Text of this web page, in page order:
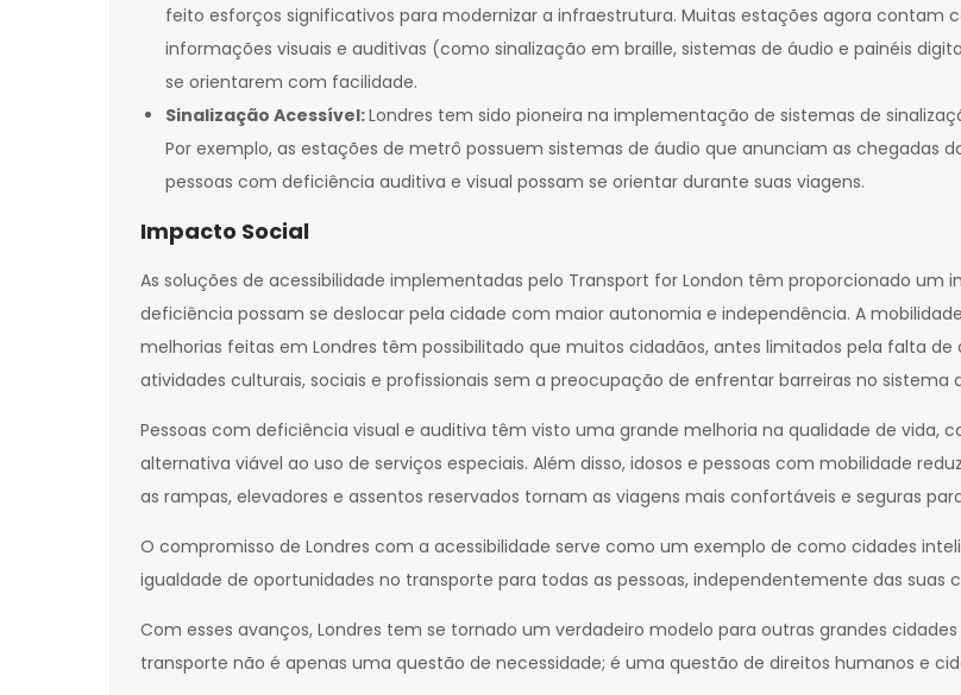
feito esforços significativos para modernizar a infraestrutura. Muitas estações agora contam
informações visuais e auditivas (como sinalização em braille, sistemas de áudio e painéis
se orientarem com facilidade.
Sinalização Acessível:Londres tem sido pioneira na implementação de sistemas de
Por exemplo, as estações de metrô possuem sistemas de áudio que anunciam as chegadas
pessoas com deficiência auditiva e visual possam se orientar durante suas viagens.
Impacto Social
As soluções de acessibilidade implementadas pelo Transport for London têm proporcionado
deficiência possam se deslocar pela cidade com maior autonomia e independência. A
melhorias feitas em Londres têm possibilitado que muitos cidadãos, antes limitados pela falta
atividades culturais, sociais e profissionais sem a preocupação de enfrentar barreiras no sistema
Pessoas com deficiência visual e auditiva têm visto uma grande melhoria na qualidade de
alternativa viável ao uso de serviços especiais. Além disso, idosos e pessoas com mobilidade
as rampas, elevadores e assentos reservados tornam as viagens mais confortáveis e seguras
O compromisso de Londres com a acessibilidade serve como um exemplo de como cidades
igualdade de oportunidades no transporte para todas as pessoas, independentemente das suas
Com esses avanços, Londres tem se tornado um verdadeiro modelo para outras grandes
transporte não é apenas uma questão de necessidade; é uma questão de direitos humanos e